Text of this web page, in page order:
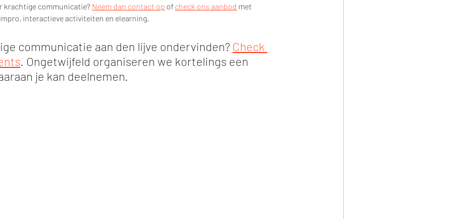
krachtige communicatie? Neem dan contact op of check ons aanbod met
interactieve activiteiten en elearning.
communicatie aan den lijve ondervinden? Check
. Ongetwijfeld organiseren we kortelings een
je kan deelnemen.